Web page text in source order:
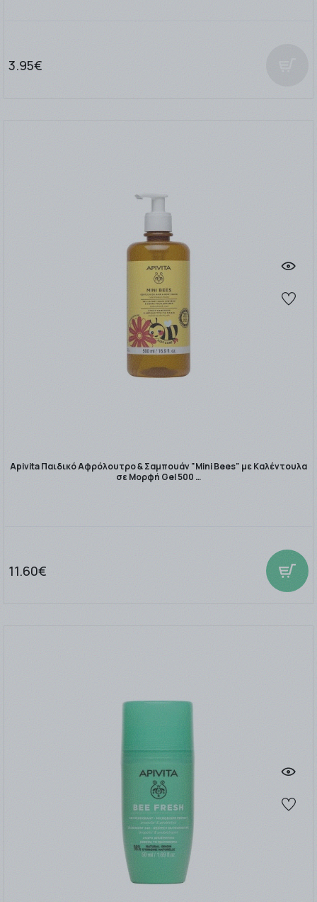
3.95€
Apivita Παιδικό Αφρόλουτρο & Σαμπουάν "Mini Bees" με Καλέντουλα
σε Μορφή Gel 500 …
11.60€